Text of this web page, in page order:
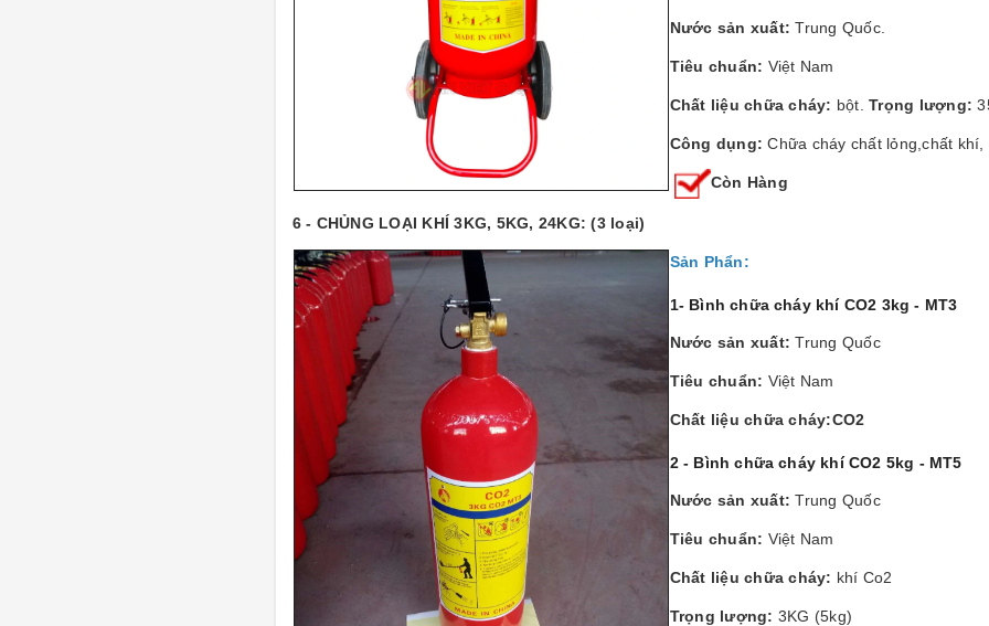
Nước sản xuất: Trung Quốc.
Tiêu chuẩn: Việt Nam
Chất liệu chữa cháy: bột. Trọng lượng:
Công dụng:Chữa cháy chất lỏng,chất khí,
Còn Hàng
6 - CHỦNG LOẠI KHÍ 3KG, 5KG, 24KG: (3 loại)
Sản Phẩn:
1- Bình chữa cháy khí CO2 3kg - MT3
Nước sản xuất: Trung Quốc
Tiêu chuẩn: Việt Nam
Chất liệu chữa cháy:CO2
2 - Bình chữa cháy khí CO2 5kg - MT5
Nước sản xuất: Trung Quốc
Tiêu chuẩn: Việt Nam
Chất liệu chữa cháy: khí Co2
Trọng lượng: 3KG (5kg)